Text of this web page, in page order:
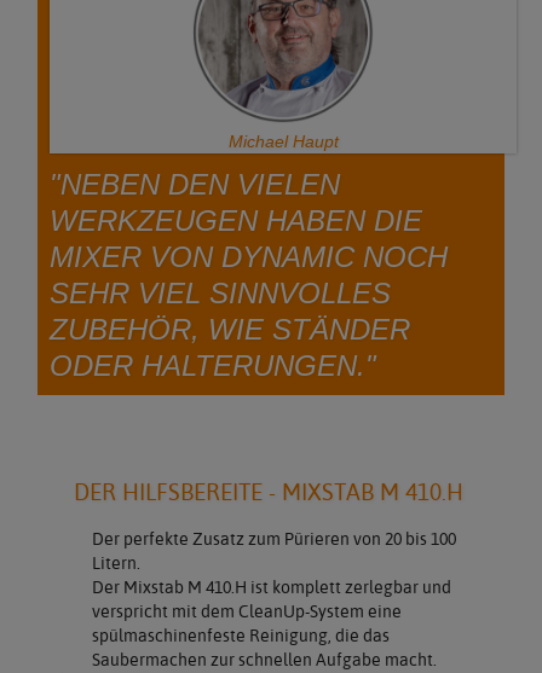
Michael Haupt
"NEBEN DEN VIELEN
WERKZEUGEN HABEN DIE
MIXER VON DYNAMIC NOCH
SEHR VIEL SINNVOLLES
ZUBEHÖR, WIE STÄNDER
ODER HALTERUNGEN."
DER HILFSBEREITE - MIXSTAB M 410.H
Der perfekte Zusatz zum Pürieren von 20 bis 100
Litern.
Der Mixstab M 410.H ist komplett zerlegbar und
verspricht mit dem CleanUp-System eine
spülmaschinenfeste Reinigung, die das
Saubermachen zur schnellen Aufgabe macht.